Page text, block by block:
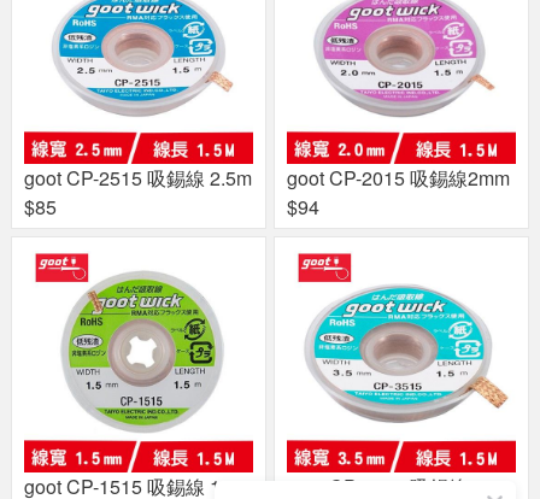
goot CP-2515 吸錫線 2.5m
$85
goot CP-2015 吸錫線2mm
$94
goot CP-1515 吸錫線 1.5m goot CP-3515 吸錫線 3.5m